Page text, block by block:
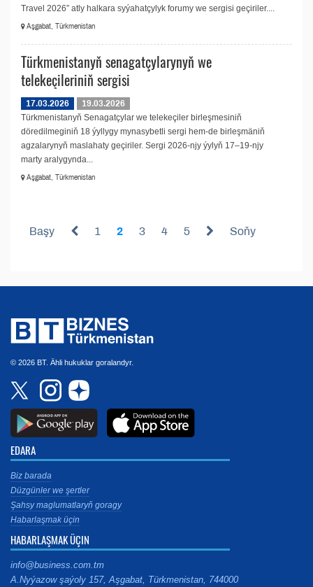
Travel 2026” atly halkara syýahatçylyk forumy we sergisi geçiriler....
Aşgabat, Türkmenistan
Türkmenistanyň senagatçylarynyň we
telekeçileriniň sergisi
17.03.2026
19.03.2026
Türkmenistanyň Senagatçylar we telekeçiler birleşmesiniň
döredilmeginiň 18 ýyllygy mynasybetli sergi hem-de birleşmäniň
agzalarynyň maslahaty geçiriler. Sergi 2026-njy ýylyň 17–19-njy
marty aralygynda...
Aşgabat, Türkmenistan
Başy 1 2 3 4 5 Soňy
© 2026 BT. Ähli hukuklar goralandyr.
EDARA
Biz barada
Düzgünler we şertler
Şahsy maglumatlaryň goragy
Habarlaşmak üçin
HABARLAŞMAK ÜÇIN
info@business.com.tm
A.Nyýazow şaýoly 157, Aşgabat, Türkmenistan, 744000